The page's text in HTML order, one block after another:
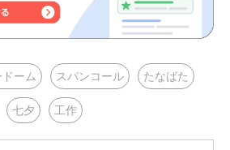
ーム スパンコール たなばた
七夕 工作